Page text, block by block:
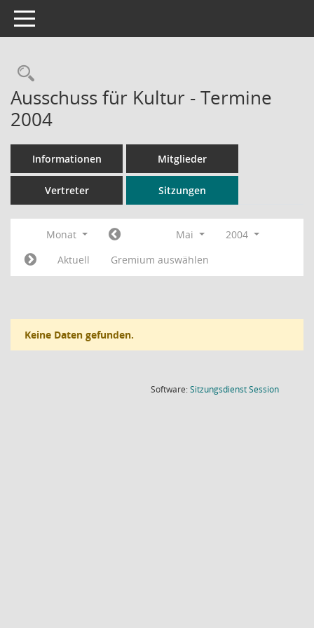
Toggle navigation
Rechercheauswahl
Ausschuss für Kultur - Termine
2004
Informationen Mitglieder
Vertreter Sitzungen
Monat Mai
2004
Aktuell
Gremium auswählen
Keine Daten gefunden.
Software:SitzungsdienstSession(Wird in